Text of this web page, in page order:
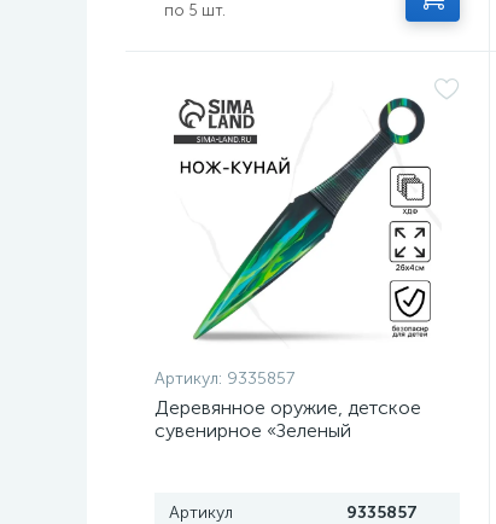
по 5 шт.
Артикул: 9335857
Деревянное оружие, детское
сувенирное «Зеленый
Артикул
9335857